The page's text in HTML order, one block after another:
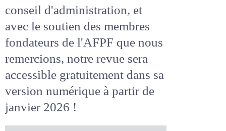
Suite à la décision de notre
conseil d'administration, et
avec le soutien des membres
fondateurs de l'AFPF que nous
remercions, notre revue sera
accessiblegratuitementdans
sa version numérique
de janvier 2026 !